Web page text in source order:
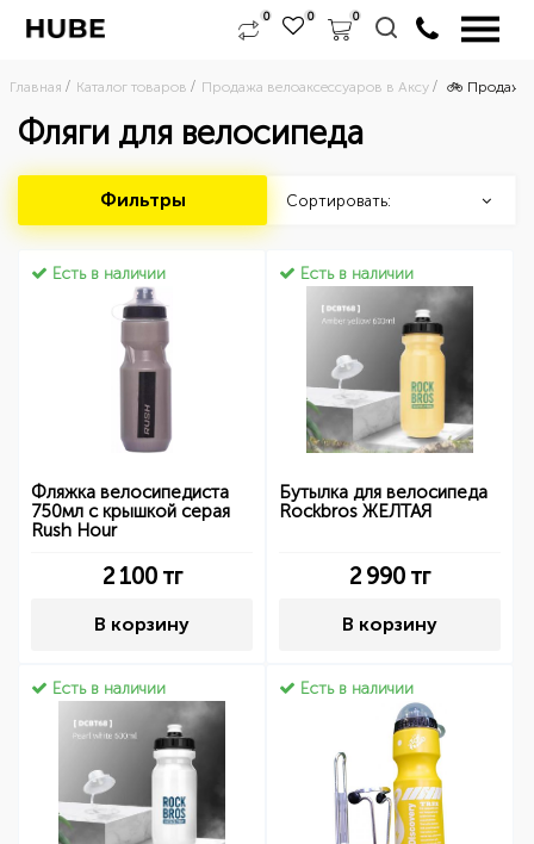
0 0 0
Главная Каталог товаров Продажа велоаксессуаров в Аксу 🚲 Продажа
Фляги для велосипеда
Фильтры Сортировать:
Есть в наличии
Фляжка велосипедиста
750мл с крышкой серая
Rush Hour
2 100тг
В корзину
Есть в наличии
Бутылка для велосипеда
Rockbros ЖЕЛТАЯ
2 990 тг
В корзину
Есть в наличии Есть в наличии